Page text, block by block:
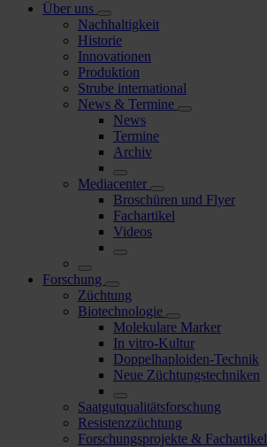
Über uns
Nachhaltigkeit
Historie
Innovationen
Produktion
Strube international
News & Termine
News
Termine
Archiv
Mediacenter
Broschüren und Flyer
Fachartikel
Videos
Forschung
Züchtung
Biotechnologie
Molekulare Marker
In vitro-Kultur
Doppelhaploiden-Technik
Neue Züchtungstechniken
Saatgutqualitätsforschung
Resistenzzüchtung
Forschungsprojekte & Fachartikel